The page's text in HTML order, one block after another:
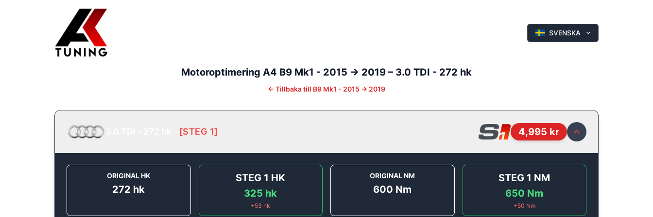
SVENSKA
Motoroptimering A4 B9 Mk1 - 2015 -> 2019 – 3.0 TDI - 272 hk
← Tillbaka till B9 Mk1 - 2015 -> 2019
[STEG 1] 4,995 kr
ORIGINAL HK
272 hk
STEG 1 HK
325 hk
+53 hk
ORIGINAL NM
600 Nm
STEG 1 NM
650 Nm
+50 Nm